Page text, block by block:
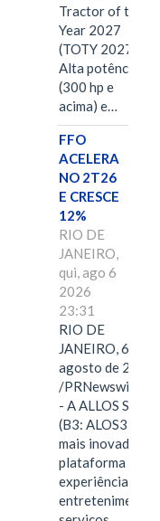
Tractor of the
Year 2027
(TOTY 2027:
Alta potência
(300 hp e
acima) e…
FFO
ACELERA
NO 2T26
E CRESCE
12%
RIO DE
JANEIRO,
qui, ago 6
2026
23:31
RIO DE
JANEIRO, 6 de
agosto de 2026
/PRNewswire/ -
- A ALLOS S.A.
(B3: ALOS3), a
mais inovadora
plataforma de
experiências,
entretenimento,